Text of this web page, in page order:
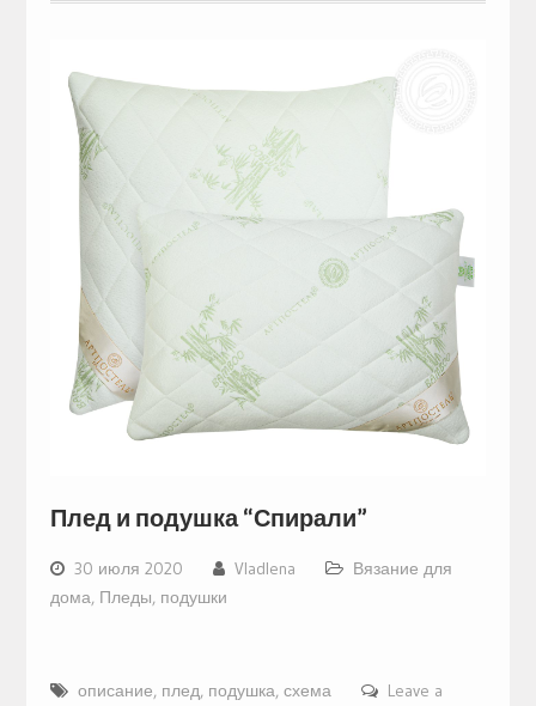
Плед и подушка “Спирали”
30 июля 2020 Vladlena
Вязание для
дома, Пледы, подушки
описание, плед, подушка, схема
Leave a